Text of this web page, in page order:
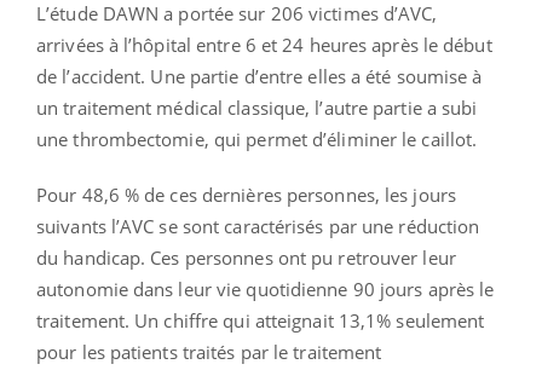
L’étude DAWN a portée sur 206 victimes d’AVC,
arrivées à l’hôpital entre 6 et 24 heures après le début
de l’accident. Une partie d’entre elles a été soumise à
un traitement médical classique, l’autre partie a subi
une thrombectomie, qui permet d’éliminer le caillot.
Pour 48,6 % de ces dernières personnes, les jours
suivants l’AVC se sont caractérisés par une réduction
du handicap. Ces personnes ont pu retrouver leur
autonomie dans leur vie quotidienne 90 jours après le
traitement. Un chiffre qui atteignait 13,1% seulement
pour les patients traités par le traitement